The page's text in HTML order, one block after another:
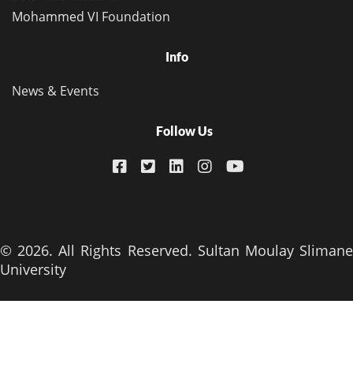
Mohammed VI Foundation
Info
News & Events
Follow Us
© 2026. All Rights Reserved. Sultan Moulay Slimane
University